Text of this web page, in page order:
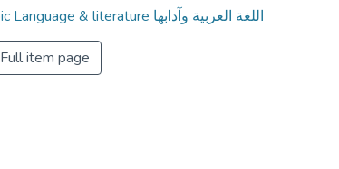
Arabic Language & literature اللغة العربية وآدابها
Full item page